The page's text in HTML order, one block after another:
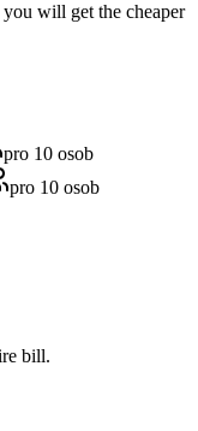
will get the cheaper
pro 10 osob
pro 10 osob
bill.